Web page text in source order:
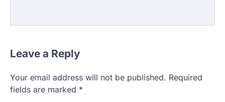
Leave a Reply
Your email address will not be published. Required
fields are marked *